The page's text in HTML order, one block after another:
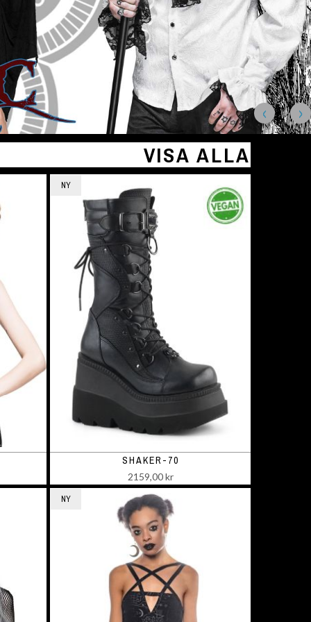
VISA ALLA
NY
SHAKER-70
2159,00 kr
NY